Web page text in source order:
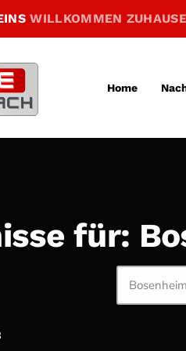
WILLKOMMEN ZUHAUSE
Home
für: